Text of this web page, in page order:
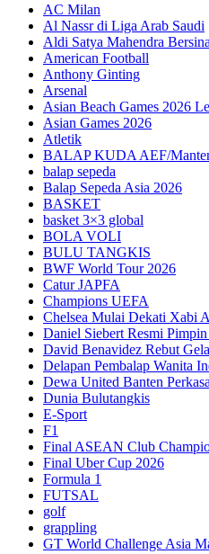
AC Milan
Al Nassr di Liga Arab Saudi
Aldi Satya Mahendra
American Football
Anthony Ginting
Arsenal
Asian Beach Games 2026
Asian Games 2026
Atletik
BALAP KUDA AEF/
balap sepeda
Balap Sepeda Asia 2026
BASKET
basket 3×3 global
BOLA VOLI
BULU TANGKIS
BWF World Tour 2026
Catur JAPFA
Champions UEFA
Chelsea Mulai Dekati Xabi
Daniel Siebert Resmi
David Benavidez Rebut
Delapan Pembalap Wanita
Dewa United Banten Perkasa
Dunia Bulutangkis
E-Sport
F1
Final ASEAN Club
Final Uber Cup 2026
Formula 1
FUTSAL
golf
grappling
GT World Challenge Asia